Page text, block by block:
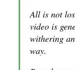
All is not
video is
withering
way.